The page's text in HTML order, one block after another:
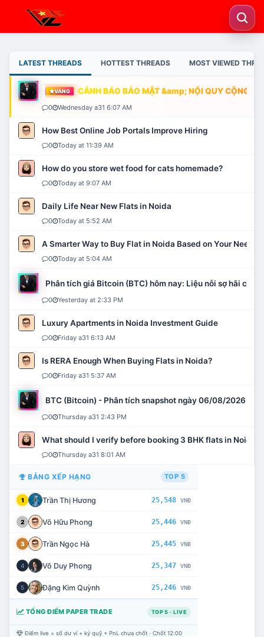
LATEST THREADS HOTTEST THREADS MOST VIEWED
VÀNG CẢNH BÁO BẢO MẬT &amp; NỘI QUY CỘNG
0 Wednesday a31 6:07 AM
How Best Online Job Portals Improve Hiring
0 Today at 11:39 AM
How do you store wet food for cats homemade?
0 Today at 9:07 AM
Daily Life Near New Flats in Noida
0 Today at 5:52 AM
A Smarter Way to Buy Flat in Noida Based on Your Needs
0 Today at 5:04 AM
Phân tích giá Bitcoin (BTC) hôm nay: Liệu nỗi sợ hãi có
0 Yesterday at 2:33 PM
Luxury Apartments in Noida Investment Guide
0 Friday a31 6:13 AM
Is RERA Enough When Buying Flats in Noida?
0 Friday a31 5:37 AM
BTC (Bitcoin) - Phân tích snapshot ngày 06/08/2026
0 Thursday a31 2:43 PM
What should I verify before booking 3 BHK flats in Noida?
0 Thursday a31 8:01 AM
BẢNG XẾP HẠNG TOP 5
1 Trần Thị Hương 25,548 VNĐ
2 Võ Hữu Phong 25,446 VNĐ
3 Trần Ngọc Hà 25,445 VNĐ
4 Võ Duy Phong 25,347 VNĐ
5 Đặng Kim Quỳnh 25,246 VNĐ
TỔNG ĐIỂM PAPER TRADE TOP 5 · LIVE
Điểm live = số dư ví + ký quỹ + PnL chưa chốt · Chốt 12:00